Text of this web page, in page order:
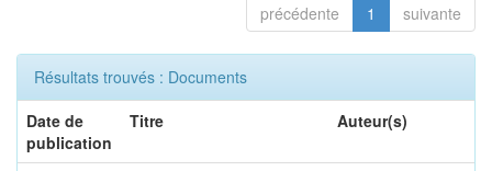
précédente 1 suivante
Résultats trouvés : Documents
Date de
publication
Titre Auteur(s)